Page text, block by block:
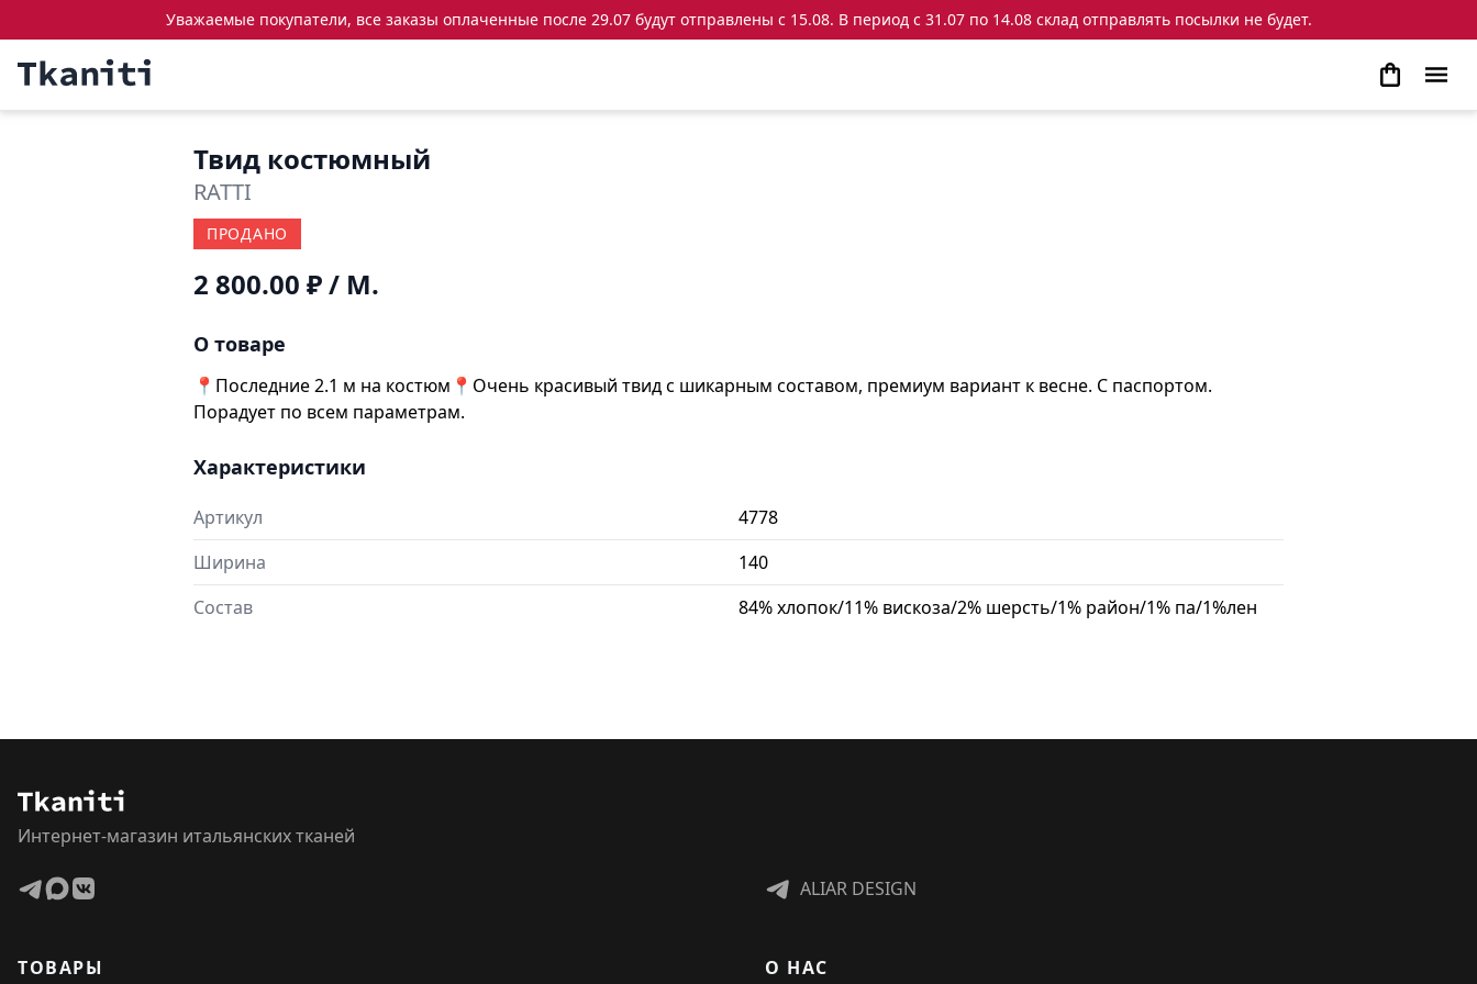
Уважаемые покупатели, все заказы оплаченные после 29.07 будут отправлены с 15.08. В период с 31.07 по 14.08 склад отправлять посылки не будет.
Твид костюмный
RATTI
ПРОДАНО
2 800.00 ₽/ М.
О товаре
📍Последние 2.1 м на костюм📍Очень красивый твид с шикарным составом, премиум вариант к весне. С паспортом.
Порадует по всем параметрам.
Характеристики
Артикул
4778
Ширина
140
Состав
84% хлопок/11% вискоза/2% шерсть/1% район/1% па/1%лен
Интернет-магазин итальянских тканей
ALIAR DESIGN
ТОВАРЫ О НАС